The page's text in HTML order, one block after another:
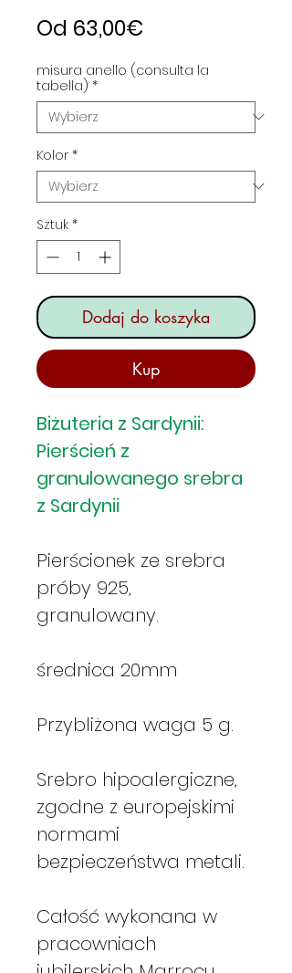
Od 63,00€
misura anello (consulta la
tabella) *
Kolor *
Sztuk *
Dodaj do koszyka
Kup
Biżuteria z Sardynii:
Pierścień z
granulowanego srebra
z Sardynii
Pierścionek ze srebra
próby 925,
granulowany.
średnica 20mm
Przybliżona waga 5 g.
Srebro hipoalergiczne,
zgodne z europejskimi
normami
bezpieczeństwa metali.
Całość wykonana w
pracowniach